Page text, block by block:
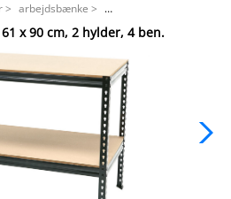
> arbejdsbænke >
cm, 2 hylder, 4 ben.
x 90 cm, 2 hylder, 4 ben.